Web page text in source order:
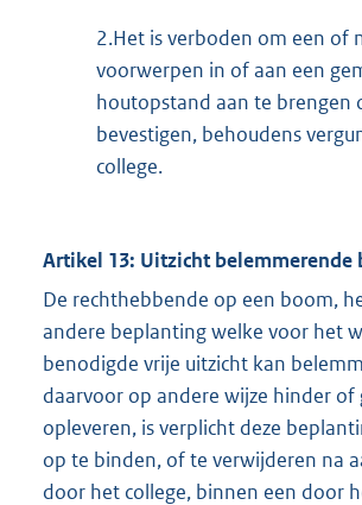
2.Het is verboden om een of
voorwerpen in of aan een
houtopstand aan te brengen
bevestigen, behoudens
college.
Artikel 13: Uitzicht belemmerende
De rechthebbende op een boom,
andere beplanting welke voor het
benodigde vrije uitzicht kan
daarvoor op andere wijze hinder of
opleveren, is verplicht deze
op te binden, of te verwijderen na
door het college, binnen een door